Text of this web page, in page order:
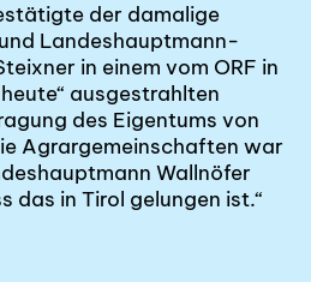
der damalige
Landeshauptmann-
in einem vom ORF in
ausgestrahlten
des Eigentums von
Agrargemeinschaften war
Wallnöfer
das in Tirol gelungen ist.“